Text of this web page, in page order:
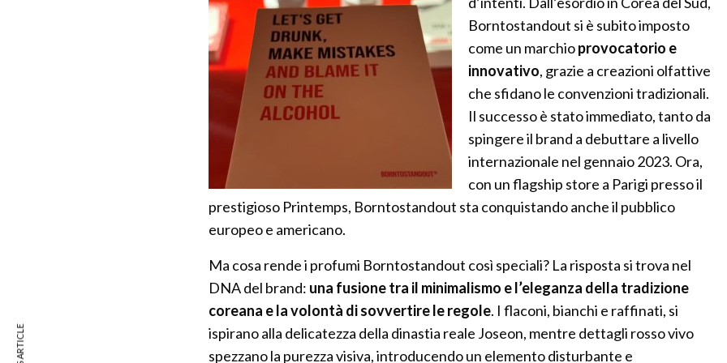
Borntostandout si è subito imposto
come un marchioprovocatorio e
innovativo, grazie a creazioni olfattive
che sfidano le convenzioni tradizionali.
Il successo è stato immediato, tanto da
spingere il brand a debuttare a livello
internazionale nel gennaio 2023. Ora,
con un flagship store a Parigi presso il
prestigioso Printemps, Borntostandout sta conquistando anche il pubblico
europeo e americano.
Ma cosa rende i profumi Borntostandout così speciali? La risposta si trova nel
DNA del brand: una fusione tra il minimalismo e l’eleganza della tradizione
coreana e la volontà di sovvertire le regole. I flaconi, bianchi e raffinati, si
ispirano alla delicatezza della dinastia reale Joseon, mentre dettagli rosso vivo
spezzano la purezza visiva, introducendo un elemento disturbante e